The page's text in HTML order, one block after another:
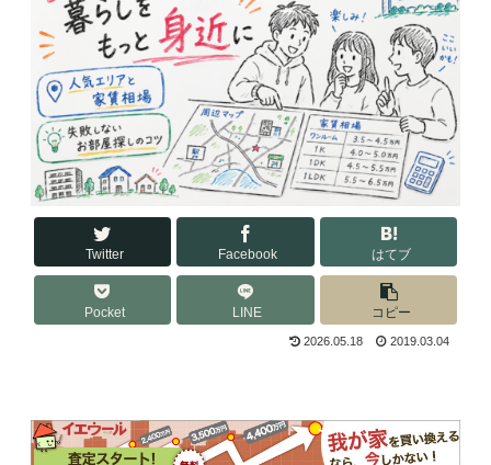
Twitter Facebook はてブ
Pocket LINE コピー
2026.05.18 2019.03.04